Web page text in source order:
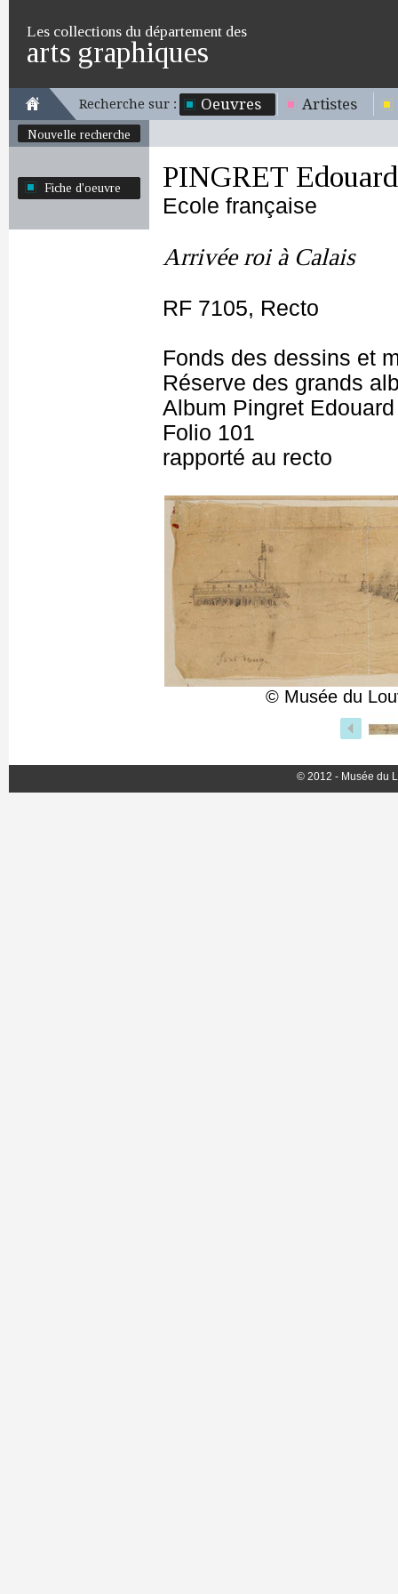
Les collections du département des
arts graphiques
Recherche sur : Oeuvres Artistes
Nouvelle recherche
Fiche d'oeuvre PINGRET
Ecole française
Arrivée roi à Calais
RF 7105, Recto
Fonds des dessins et
Réserve des grands
Album Pingret Edouard
Folio 101
rapporté au recto
© Musée du
© 2012 - Musée du